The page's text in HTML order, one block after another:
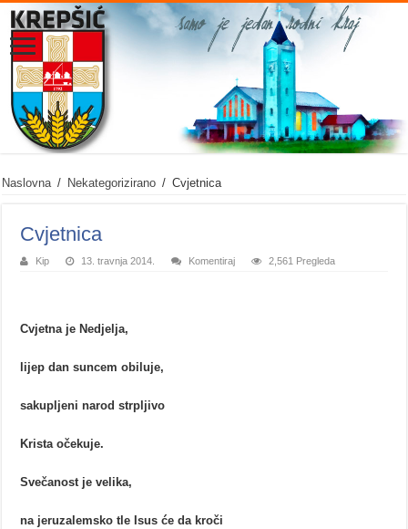
Naslovna / Nekategorizirano / Cvjetnica
Cvjetnica
Kip 13. travnja 2014. Komentiraj 2,561 Pregleda
Cvjetna je Nedjelja,
lijep dan suncem obiluje,
sakupljeni narod strpljivo
Krista očekuje.
Svečanost je velika,
na jeruzalemsko tle Isus će da kroči